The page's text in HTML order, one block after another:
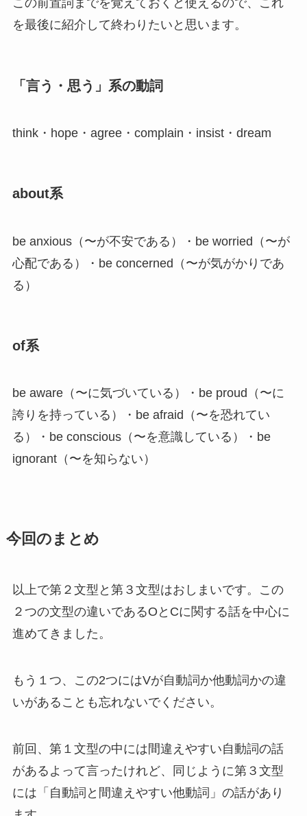
この前置詞までを覚えておくと使えるので、これ
を最後に紹介して終わりたいと思います。
「言う・思う」系の動詞
think・hope・agree・complain・insist・dream
about系
be anxious（〜が不安である）・be worried（〜が
心配である）・be concerned（〜が気がかりであ
る）
of系
be aware（〜に気づいている）・be proud（〜に
誇りを持っている）・be afraid（〜を恐れてい
る）・be conscious（〜を意識している）・be
ignorant（〜を知らない）
今回のまとめ
以上で第２文型と第３文型はおしまいです。この
２つの文型の違いであるOとCに関する話を中心に
進めてきました。
もう１つ、この2つにはVが自動詞か他動詞かの違
いがあることも忘れないでください。
前回、第１文型の中には間違えやすい自動詞の話
があるよって言ったけれど、同じように第３文型
には「自動詞と間違えやすい他動詞」の話があり